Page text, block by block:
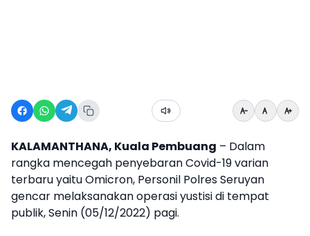
KALAMANTHANA, Kuala Pembuang – Dalam
rangka mencegah penyebaran Covid-19 varian
terbaru yaitu Omicron, Personil Polres Seruyan
gencar melaksanakan operasi yustisi di tempat
publik, Senin (05/12/2022) pagi.